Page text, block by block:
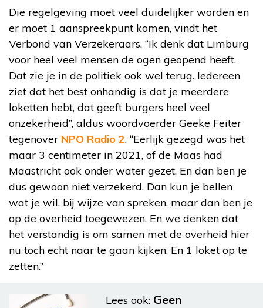
Die regelgeving moet veel duidelijker worden en
er moet 1 aanspreekpunt komen, vindt het
Verbond van Verzekeraars. “Ik denk dat Limburg
voor heel veel mensen de ogen geopend heeft.
Dat zie je in de politiek ook wel terug. Iedereen
ziet dat het best onhandig is dat je meerdere
loketten hebt, dat geeft burgers heel veel
onzekerheid”, aldus woordvoerder Geeke Feiter
tegenover NPO Radio 2. “Eerlijk gezegd was het
maar 3 centimeter in 2021, of de Maas had
Maastricht ook onder water gezet. En dan ben je
dus gewoon niet verzekerd. Dan kun je bellen
wat je wil, bij wijze van spreken, maar dan ben je
op de overheid toegewezen. En we denken dat
het verstandig is om samen met de overheid hier
nu toch echt naar te gaan kijken. En 1 loket op te
zetten.”
Lees ook: Geen